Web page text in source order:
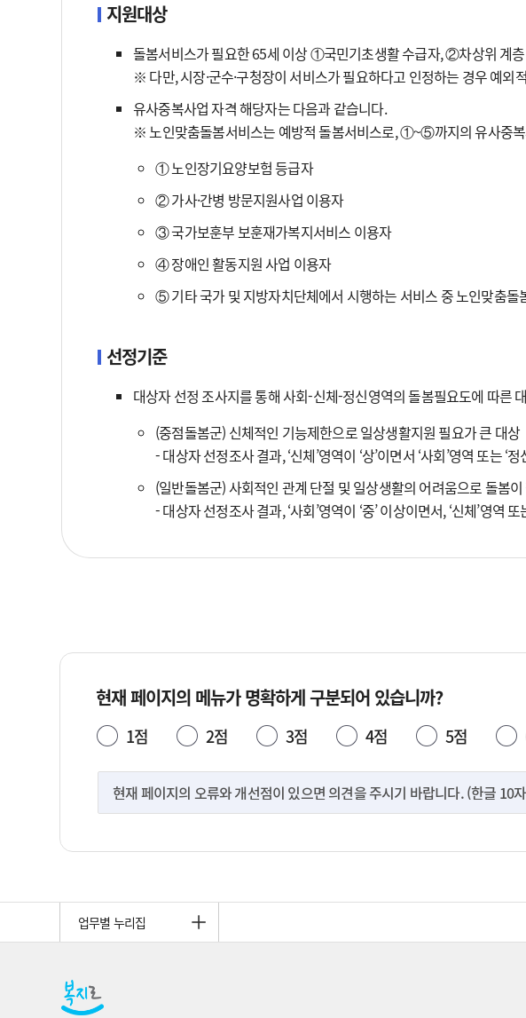
지원대상
돌봄서비스가 필요한 65세 이상 ①국민기초생활 수급자, ②차상위 계
※ 다만, 시장·군수·구청장이 서비스가 필요하다고 인정하는 경우 예외
유사중복사업 자격 해당자는 다음과 같습니다.
※ 노인맞춤돌봄서비스는 예방적 돌봄서비스로, ①~⑤까지의 유사중
① 노인장기요양보험 등급자
② 가사·간병 방문지원사업 이용자
③ 국가보훈부 보훈재가복지서비스 이용자
④ 장애인 활동지원 사업 이용자
⑤ 기타 국가 및 지방자치단체에서 시행하는 서비스 중 노인맞춤돌
선정기준
대상자 선정 조사지를 통해 사회-신체-정신영역의 돌봄필요도에 따른
(중점돌봄군) 신체적인 기능제한으로 일상생활지원 필요가 큰 대상
- 대상자 선정조사 결과, ‘신체’영역이 ‘상’이면서 ‘사회’영역 또는 ‘
(일반돌봄군) 사회적인 관계 단절 및 일상생활의 어려움으로 돌봄
- 대상자 선정조사 결과, ‘사회’영역이 ‘중’ 이상이면서, ‘신체’영역
현재 페이지의 메뉴가 명확하게 구분되어 있습니까?
1점 2점 3점 4점 5점
현재 페이지의 오류와 개선점이 있으면 의견을 주시기 바랍니다. (한글 10
업무별 누리집